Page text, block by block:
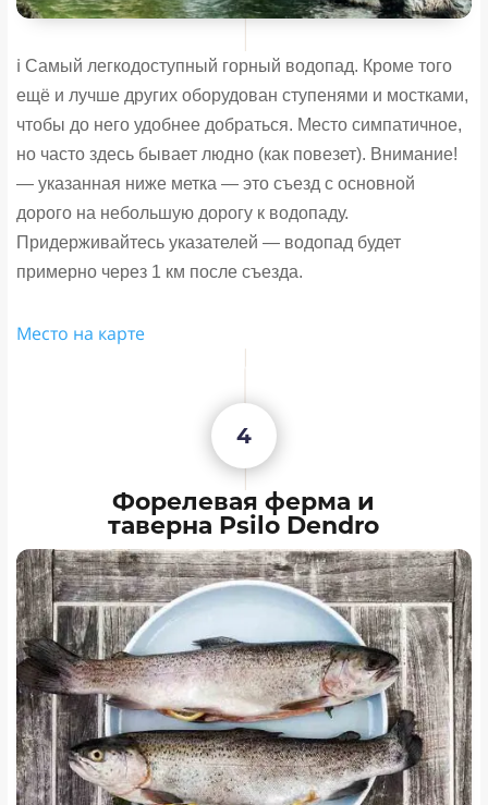
ℹ️ Самый легкодоступный горный водопад. Кроме того
ещё и лучше других оборудован ступенями и мостками,
чтобы до него удобнее добраться. Место симпатичное,
но часто здесь бывает людно (как повезет). Внимание!
— указанная ниже метка — это съезд с основной
дорого на небольшую дорогу к водопаду.
Придерживайтесь указателей — водопад будет
примерно через 1 км после съезда.
Место на карте
4
Форелевая ферма и
таверна Psilo Dendro